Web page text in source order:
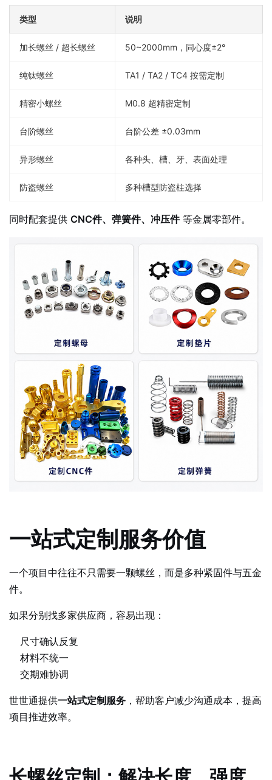
类型 说明
加长螺丝 / 超长螺丝 50~2000mm，同心度±2°
纯钛螺丝 TA1 / TA2 / TC4 按需定制
精密小螺丝 M0.8 超精密定制
台阶螺丝 台阶公差 ±0.03mm
异形螺丝 各种头、槽、牙、表面处理
防盗螺丝 多种槽型防盗柱选择
同时配套提供 CNC件、弹簧件、冲压件等金属零部件。
一站式定制服务价值
一个项目中往往不只需要一颗螺丝，而是多种紧固件与五金
件。
如果分别找多家供应商，容易出现：
尺寸确认反复
材料不统一
交期难协调
世世通提供一站式定制服务 ，帮助客户减少沟通成本，提高
项目推进效率。